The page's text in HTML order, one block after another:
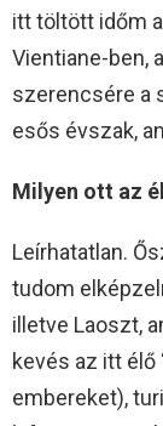
itt töltött időm
Vientiane-ben,
szerencsére a
esős évszak,
Milyen ott az
Leírhatatlan.
tudom
illetve Laoszt,
kevés az itt élő
embereket),